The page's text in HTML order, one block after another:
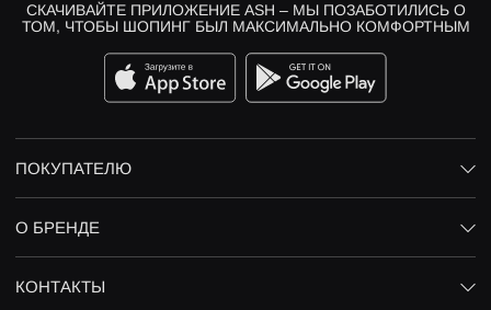
СКАЧИВАЙТЕ ПРИЛОЖЕНИЕ ASH – МЫ ПОЗАБОТИЛИСЬ О
ТОМ, ЧТОБЫ ШОПИНГ БЫЛ МАКСИМАЛЬНО КОМФОРТНЫМ
ПОКУПАТЕЛЮ
О БРЕНДЕ
КОНТАКТЫ